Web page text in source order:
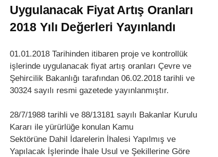
Uygulanacak Fiyat Artış Oranları
2018 Yılı Değerleri Yayınlandı
01.01.2018 Tarihinden itibaren proje ve kontrollük
işlerinde uygulanacak fiyat artış oranları Çevre ve
Şehircilik Bakanlığı tarafından 06.02.2018 tarihli ve
30324 sayılı resmi gazetede yayınlanmıştır.
28/7/1988 tarihli ve 88/13181 sayılı Bakanlar Kurulu
Kararı ile yürürlüğe konulan Kamu
Sektörüne Dahil İdarelerin İhalesi Yapılmış ve
Yapılacak İşlerinde İhale Usul ve Şekillerine Göre